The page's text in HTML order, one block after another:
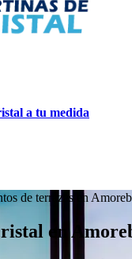
a tu medida
de terrazas en
en